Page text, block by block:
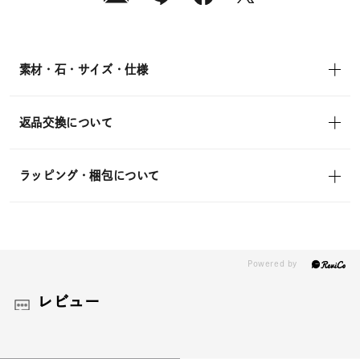
素材・石・サイズ・仕様
返品交換について
ラッピング・梱包について
レビュー